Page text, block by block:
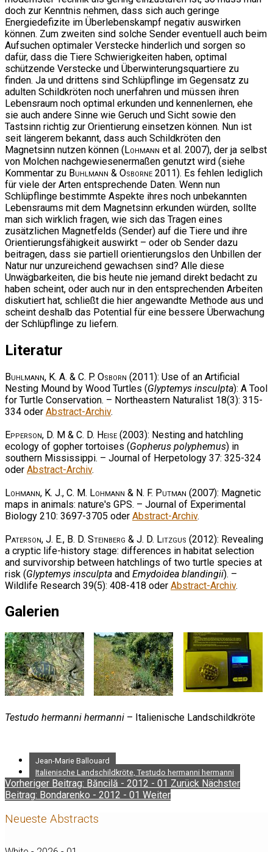
doch zur Kenntnis nehmen, dass sich auch geringe
Energiedefizite im Überlebenskampf negativ auswirken
können. Zum zweiten sind solche Sender eventuell auch beim
Aufsuchen optimaler Verstecke hinderlich und sorgen so
dafür, dass die Tiere Schwierigkeiten haben, optimal
schützende Verstecke und Überwinterungsquartiere zu
finden. Ja und drittens sind Schlüpflinge im Gegensatz zu
adulten Schildkröten noch unerfahren und müssen ihren
Lebensraum noch optimal erkunden und kennenlernen, ehe
sie auch andere Sinne wie Geruch und Sicht sowie den
Tastsinn richtig zur Orientierung einsetzen können. Nun ist
seit längerem bekannt, dass auch Schildkröten den
Magnetsinn nutzen können (Lohmann et al. 2007), der ja selbst
von Molchen nachgewiesenermaßen genutzt wird (siehe
Kommentar zu Buhlmann & Osborne 2011). Es fehlen lediglich
für viele der Arten entsprechende Daten. Wenn nun
Schlüpflinge bestimmte Aspekte ihres noch unbekannten
Lebensraums mit dem Magnetsinn erkunden würden, sollte
man sich wirklich fragen, wie sich das Tragen eines
zusätzlichen Magnetfelds (Sender) auf die Tiere und ihre
Orientierungsfähigkeit auswirkt – oder ob Sender dazu
beitragen, dass sie partiell orientierungslos den Unbillen der
Natur nur unzureichend gewachsen sind? Alle diese
Unwägbarkeiten, die bis heute nie jemand direkt bedacht zu
haben scheint, oder auch nur in den entsprechenden Arbeiten
diskutiert hat, schließt die hier angewandte Methode aus und
scheint deshalb das Potential für eine bessere Überwachung
der Schlüpflinge zu liefern.
Literatur
Buhlmann, K. A. & C. P. Osborn (2011): Use of an Artificial
Nesting Mound by Wood Turtles (Glyptemys insculpta): A Tool
for Turtle Conservation. – Northeastern Naturalist 18(3): 315-
334 oder Abstract-Archiv.
Epperson, D. M & C. D. Heise (2003): Nesting and hatchling
ecology of gopher tortoises (Gopherus polyphemus) in
southern Mississippi. – Journal of Herpetology 37: 325-324
oder Abstract-Archiv.
Lohmann, K. J., C. M. Lohmann & N. F. Putman (2007): Magnetic
maps in animals: nature's GPS. – Journal of Experimental
Biology 210: 3697-3705 oder Abstract-Archiv.
Paterson, J. E., B. D. Steinberg & J. D. Litzgus (2012): Revealing
a cryptic life-history stage: differences in habitat selection
and survivorship between hatchlings of two turtle species at
risk (Glyptemys insculpta and Emydoidea blandingii). –
Wildlife Research 39(5): 408-418 oder Abstract-Archiv.
Galerien
Testudo hermanni hermanni – Italienische Landschildkröte
Jean-Marie Ballouard
Italienische Landschildkröte, Testudo hermanni hermanni
Vorheriger Beitrag: Băncilă - 2012 - 01 Zurück Nächster
Beitrag: Bondarenko - 2012 - 01 Weiter
Neueste Abstracts